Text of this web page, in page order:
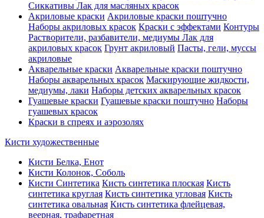
Сиккативы Лак для масляных красок
Акриловые краски Акриловые краски поштучно
Наборы акриловых красок Краски с эффектами Контуры
Растворители, разбавители, медиумы Лак для
акриловых красок Грунт акриловый Пасты, гели, муссы
акриловые
Акварельные краски Акварельные краски поштучно
Наборы акварельных красок Маскирующие жидкости,
медиумы, лаки Наборы детских акварельных красок
Гуашевые краски Гуашевые краски поштучно Наборы
гуашевых красок
Краски в спреях и аэрозолях
Кисти художественные
Кисти Белка, Енот
Кисти Колонок, Соболь
Кисти Синтетика Кисть синтетика плоская Кисть
синтетика круглая Кисть синтетика угловая Кисть
синтетика овальная Кисть синтетика флейцевая,
веерная, трафаретная